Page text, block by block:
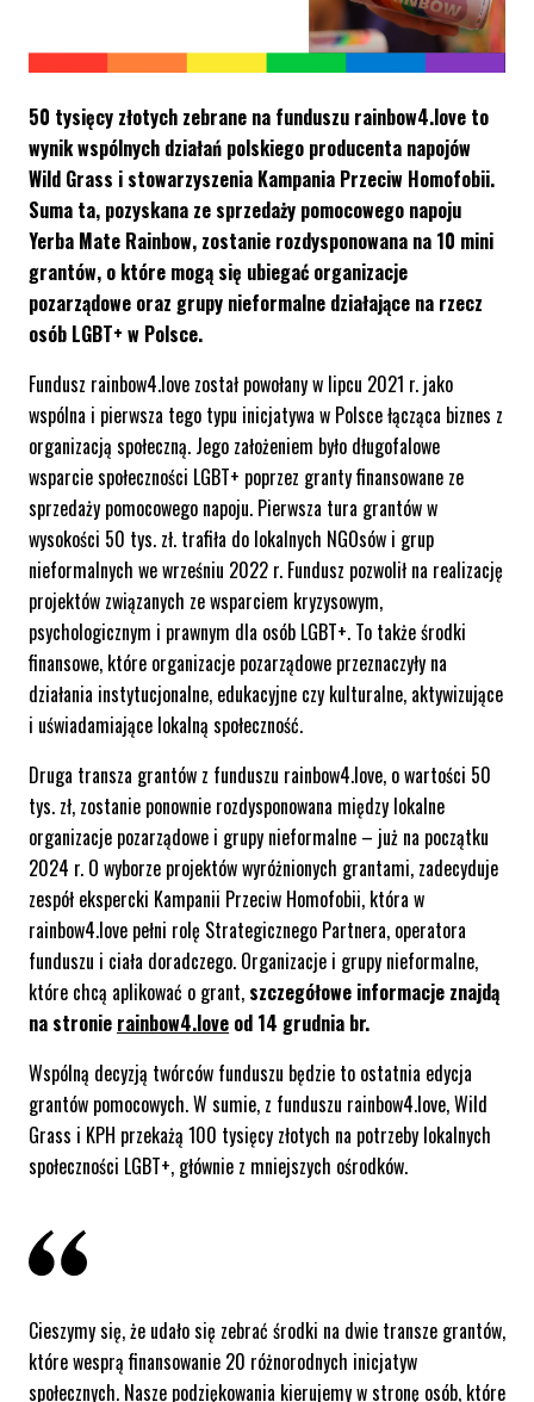
50 tysięcy złotych zebrane na funduszu rainbow4.love to
wynik wspólnych działań polskiego producenta napojów
Wild Grass i stowarzyszenia Kampania Przeciw Homofobii.
Suma ta, pozyskana ze sprzedaży pomocowego napoju
Yerba Mate Rainbow, zostanie rozdysponowana na 10 mini
grantów, o które mogą się ubiegać organizacje
pozarządowe oraz grupy nieformalne działające na rzecz
osób LGBT+ w Polsce.
Fundusz rainbow4.love został powołany w lipcu 2021 r. jako
wspólna i pierwsza tego typu inicjatywa w Polsce łącząca biznes z
organizacją społeczną. Jego założeniem było długofalowe
wsparcie społeczności LGBT+ poprzez granty finansowane ze
sprzedaży pomocowego napoju. Pierwsza tura grantów w
wysokości 50 tys. zł. trafiła do lokalnych NGOsów i grup
nieformalnych we wrześniu 2022 r. Fundusz pozwolił na realizację
projektów związanych ze wsparciem kryzysowym,
psychologicznym i prawnym dla osób LGBT+. To także środki
finansowe, które organizacje pozarządowe przeznaczyły na
działania instytucjonalne, edukacyjne czy kulturalne, aktywizujące
i uświadamiające lokalną społeczność.
Druga transza grantów z funduszu rainbow4.love, o wartości 50
tys. zł, zostanie ponownie rozdysponowana między lokalne
organizacje pozarządowe i grupy nieformalne – już na początku
2024 r. O wyborze projektów wyróżnionych grantami, zadecyduje
zespół ekspercki Kampanii Przeciw Homofobii, która w
rainbow4.love pełni rolę Strategicznego Partnera, operatora
funduszu i ciała doradczego. Organizacje i grupy nieformalne,
które chcą aplikować o grant, szczegółowe informacje znajdą
na stronie rainbow4.love od 14 grudnia br.
Wspólną decyzją twórców funduszu będzie to ostatnia edycja
grantów pomocowych. W sumie, z funduszu rainbow4.love, Wild
Grass i KPH przekażą 100 tysięcy złotych na potrzeby lokalnych
społeczności LGBT+, głównie z mniejszych ośrodków.
Cieszymy się, że udało się zebrać środki na dwie transze grantów,
które wesprą finansowanie 20 różnorodnych inicjatyw
społecznych. Nasze podziękowania kierujemy w stronę osób, które